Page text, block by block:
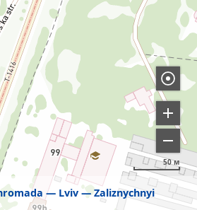
Lviv Zaliznychnyi
50 м